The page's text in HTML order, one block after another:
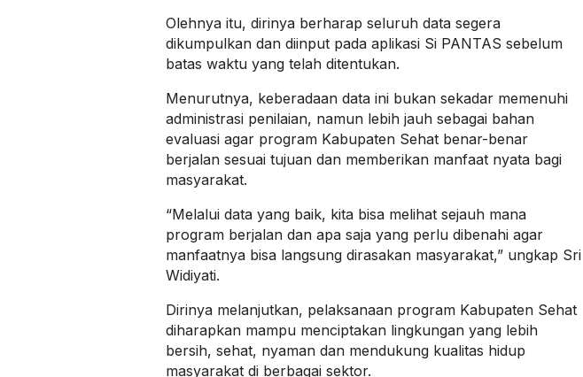
Olehnya itu, dirinya berharap seluruh data segera
dikumpulkan dan diinput pada aplikasi Si PANTAS sebelum
batas waktu yang telah ditentukan.
Menurutnya, keberadaan data ini bukan sekadar memenuhi
administrasi penilaian, namun lebih jauh sebagai bahan
evaluasi agar program Kabupaten Sehat benar-benar
berjalan sesuai tujuan dan memberikan manfaat nyata bagi
masyarakat.
“Melalui data yang baik, kita bisa melihat sejauh mana
program berjalan dan apa saja yang perlu dibenahi agar
manfaatnya bisa langsung dirasakan masyarakat,” ungkap Sri
Widiyati.
Dirinya melanjutkan, pelaksanaan program Kabupaten Sehat
diharapkan mampu menciptakan lingkungan yang lebih
bersih, sehat, nyaman dan mendukung kualitas hidup
masyarakat di berbagai sektor.